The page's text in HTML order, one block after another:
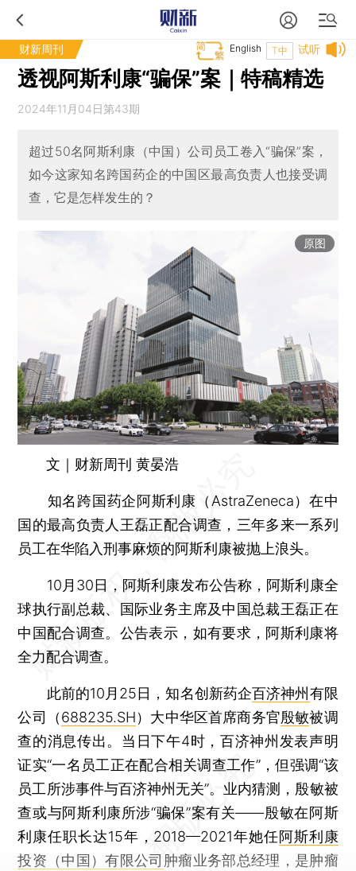
财新周刊 试听
T中
English
透视阿斯利康“骗保”案｜特稿精选
2024年11月04日第43期
超过50名阿斯利康（中国）公司员工卷入“骗保”案，
如今这家知名跨国药企的中国区最高负责人也接受调
查，它是怎样发生的？
原图
文｜财新周刊 黄晏浩
知名跨国药企阿斯利康（AstraZeneca）在中
国的最高负责人王磊正配合调查，三年多来一系列
员工在华陷入刑事麻烦的阿斯利康被抛上浪头。
10月30日，阿斯利康发布公告称，阿斯利康全
球执行副总裁、国际业务主席及中国总裁王磊正在
中国配合调查。公告表示，如有要求，阿斯利康将
全力配合调查。
此前的10月25日，知名创新药企百济神州有限
公司（688235.SH）大中华区首席商务官殷敏被调
查的消息传出。当日下午4时，百济神州发表声明
证实“一名员工正在配合相关调查工作”，但强调“该
员工所涉事件与百济神州无关”。业内猜测，殷敏被
查或与阿斯利康所涉“骗保”案有关——殷敏在阿斯
利康任职长达15年，2018—2021年她任阿斯利康
投资（中国）有限公司 肿瘤业务部总经理，是肿瘤